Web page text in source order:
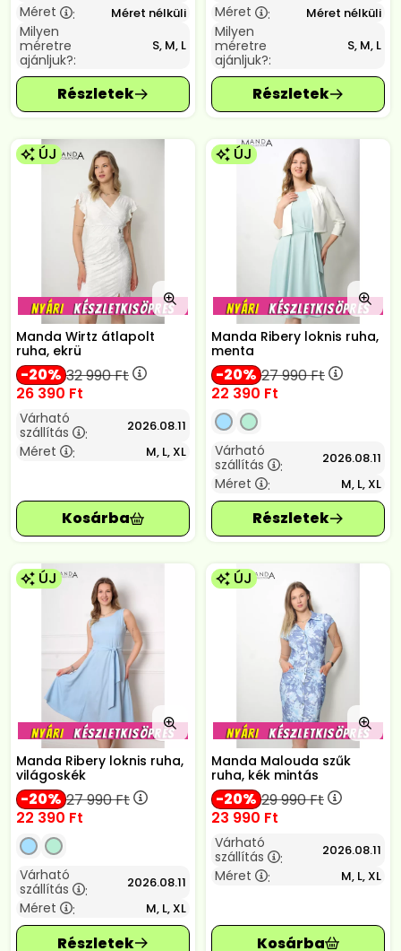
Méret
: Méret nélküli
Milyen
méretre
ajánljuk?:
S, M, L
Méret
: Méret nélküli
Milyen
méretre
ajánljuk?:
S, M, L
ÚJ
Manda Wirtz átlapolt
ruha, ekrü
20 32 990Ft
26 390 Ft
Várható
szállítás
: 2026.08.11
Méret : M, L, XL
ÚJ
Manda Ribery loknis ruha,
menta
20 27 990Ft
22 390 Ft
Várható
szállítás
: 2026.08.11
Méret : M, L, XL
ÚJ
Manda Ribery loknis ruha,
világoskék
20 27 990Ft
22 390 Ft
Várható
szállítás
: 2026.08.11
Méret : M, L, XL
ÚJ
Manda Malouda szűk
ruha, kék mintás
20 29 990Ft
23 990 Ft
Várható
szállítás
: 2026.08.11
Méret : M, L, XL